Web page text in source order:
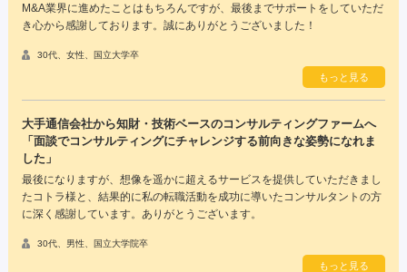
M&A業界に進めたことはもちろんですが、最後までサポートをしていただ
き心から感謝しております。誠にありがとうございました！
30代、女性、国立大学卒
もっと見る
大手通信会社から知財・技術ベースのコンサルティングファームへ
「面談でコンサルティングにチャレンジする前向きな姿勢になれま
した」
最後になりますが、想像を遥かに超えるサービスを提供していただきまし
たコトラ様と、結果的に私の転職活動を成功に導いたコンサルタントの方
に深く感謝しています。ありがとうございます。
30代、男性、国立大学院卒
もっと見る